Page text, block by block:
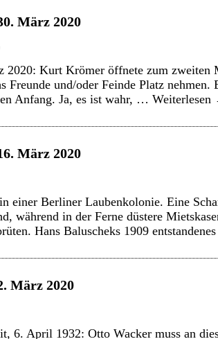
März 2020
2020: Kurt Krömer öffnete zum zweiten
Freunde und/oder Feinde Platz
Anfang. Ja, es ist wahr, … Weiterlesen
März 2020
einer Berliner Laubenkolonie. Eine
während in der Ferne düstere
Hans Baluscheks 1909
März 2020
6. April 1932: Otto Wacker muss an